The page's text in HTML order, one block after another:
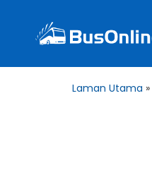
Laman Utama »